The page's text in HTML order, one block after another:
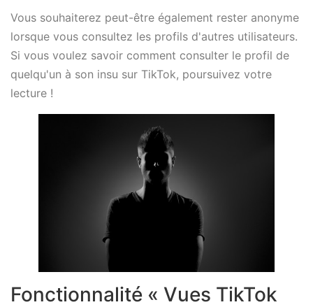
Vous souhaiterez peut-être également rester anonyme
lorsque vous consultez les profils d'autres utilisateurs.
Si vous voulez savoir comment consulter le profil de
quelqu'un à son insu sur TikTok, poursuivez votre
lecture !
Fonctionnalité « Vues TikTok